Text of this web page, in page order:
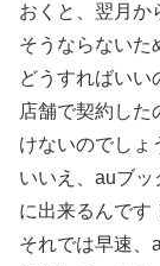
おくと、翌月か
そうならないた
どうすればいい
店舗で契約した
けないのでしょ
いいえ、auブ
に出来るんです
それでは早速、